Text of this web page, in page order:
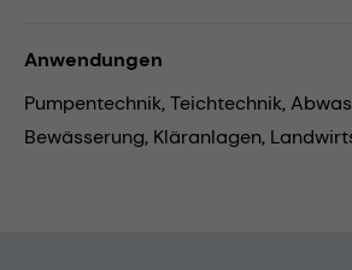
Anwendungen
Pumpentechnik,Teichtechnik,
Bewässerung, Kläranlagen,